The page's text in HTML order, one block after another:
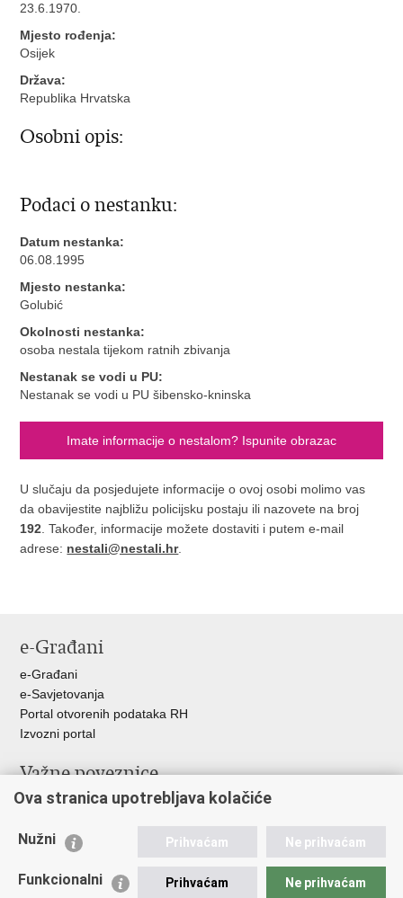
23.6.1970.
Mjesto rođenja:
Osijek
Država:
Republika Hrvatska
Osobni opis:
Podaci o nestanku:
Datum nestanka:
06.08.1995
Mjesto nestanka:
Golubić
Okolnosti nestanka:
osoba nestala tijekom ratnih zbivanja
Nestanak se vodi u PU:
Nestanak se vodi u PU šibensko-kninska
Imate informacije o nestalom? Ispunite obrazac
U slučaju da posjedujete informacije o ovoj osobi molimo vas
da obavijestite najbližu policijsku postaju ili nazovete na broj
192. Također, informacije možete dostaviti i putem e-mail
adrese: nestali@nestali.hr.
e-Građani
e-Građani
e-Savjetovanja
Portal otvorenih podataka RH
Izvozni portal
Važne poveznice
Ministarstvo unutarnjih poslova RH
Nestale osobe u Domovinskom ratu (Ministarstvo hrvatskih
Ministarstvo znanosti i obrazovanja
Ova stranica upotrebljava kolačiće
Nužni Prihvaćam Ne prihvaćam
Funkcionalni Prihvaćam Ne prihvaćam